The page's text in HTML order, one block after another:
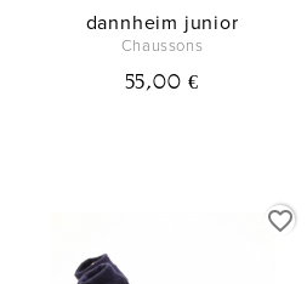
dannheim junior
Chaussons
55,00 €
favorite_border